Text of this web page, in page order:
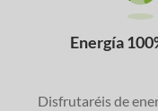
Energía
Disfrutaréis de